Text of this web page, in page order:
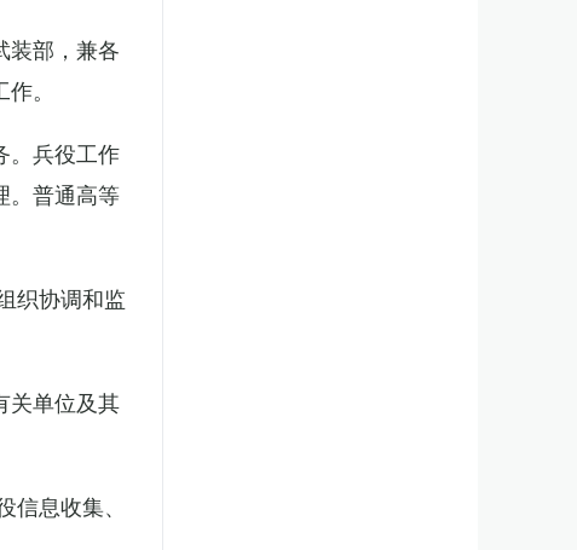
装部，兼各
。
。兵役工作
。普通高等
织协调和监
关单位及其
息收集、